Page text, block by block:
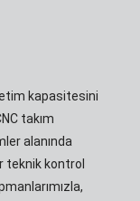
kapasitesini
takım
alanında
teknik kontrol